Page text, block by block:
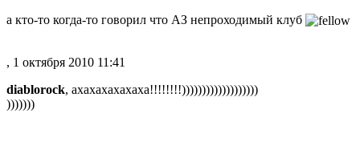
а кто-то когда-то говорил что АЗ непроходимый клуб
, 1 октября 2010 11:41
diablorock, ахахахахахаха!!!!!!!!)))))))))))))))))))
)))))))